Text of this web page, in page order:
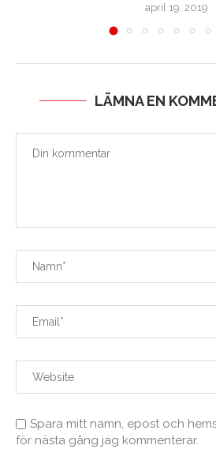
april 19, 2019
LÄMNA EN
Spara mitt namn, epost och
för nästa gång jag kommenterar.